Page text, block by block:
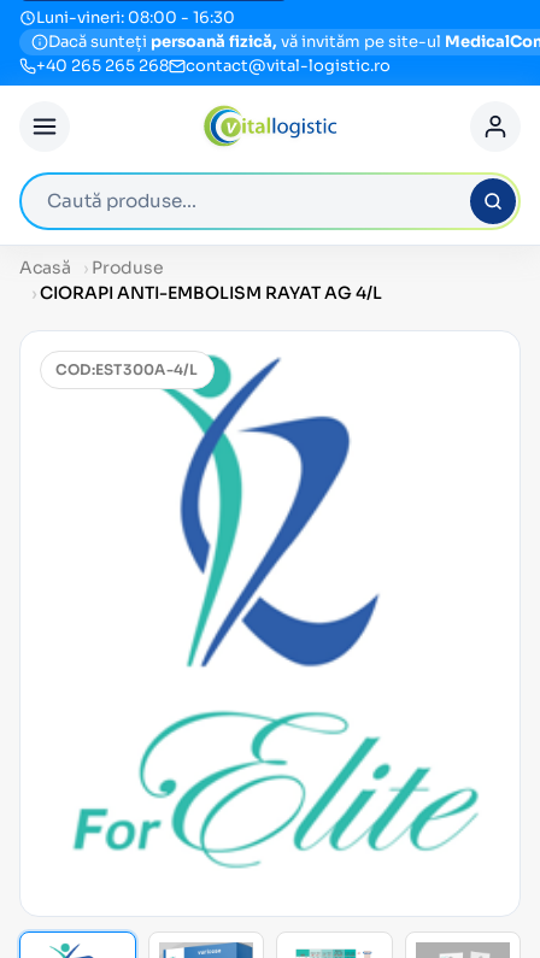
Luni-vineri: 08:00 - 16:30
Dacă sunteți persoană fizică, vă invităm pe site-ul
+40 265 265 268
contact@vital-logistic.ro
Caută produse
Acasă
Produse
CIORAPI ANTI-EMBOLISM RAYAT AG 4/L
COD:EST300A-4/L